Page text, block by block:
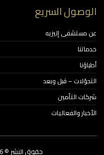
السريع
إليزيه
– قبل وبعد
التأمين
والفعاليات
حقوق النشر © 2026‎ مستشفى اليزيه.